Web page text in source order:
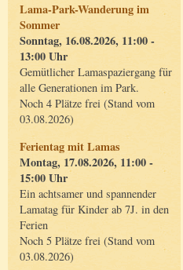
Lama-Park-Wanderung im
Sommer
Sonntag, 16.08.2026, 11:00 -
13:00 Uhr
Gemütlicher Lamaspaziergang für
alle Generationen im Park.
Noch 4 Plätze frei (Stand vom
03.08.2026)
Ferientag mit Lamas
Montag, 17.08.2026, 11:00 -
15:00 Uhr
Ein achtsamer und spannender
Lamatag für Kinder ab 7J. in den
Ferien
Noch 5 Plätze frei (Stand vom
03.08.2026)